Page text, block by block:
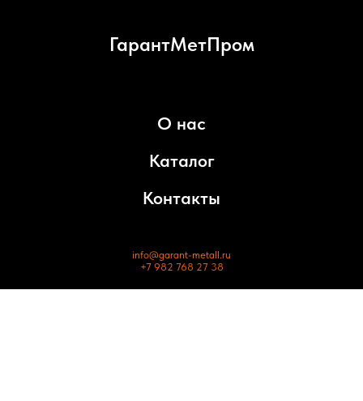
ГарантМетПром
О нас
Каталог
Контакты
info@garant-metall.ru
+7 982 768 27 38